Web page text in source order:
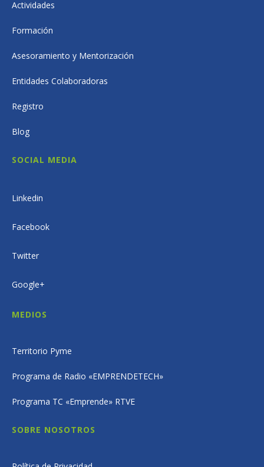
Actividades
Formación
Asesoramiento y Mentorización
Entidades Colaboradoras
Registro
Blog
SOCIAL MEDIA
Linkedin
Facebook
Twitter
Google+
MEDIOS
Territorio Pyme
Programa de Radio «EMPRENDETECH»
Programa TC «Emprende» RTVE
SOBRE NOSOTROS